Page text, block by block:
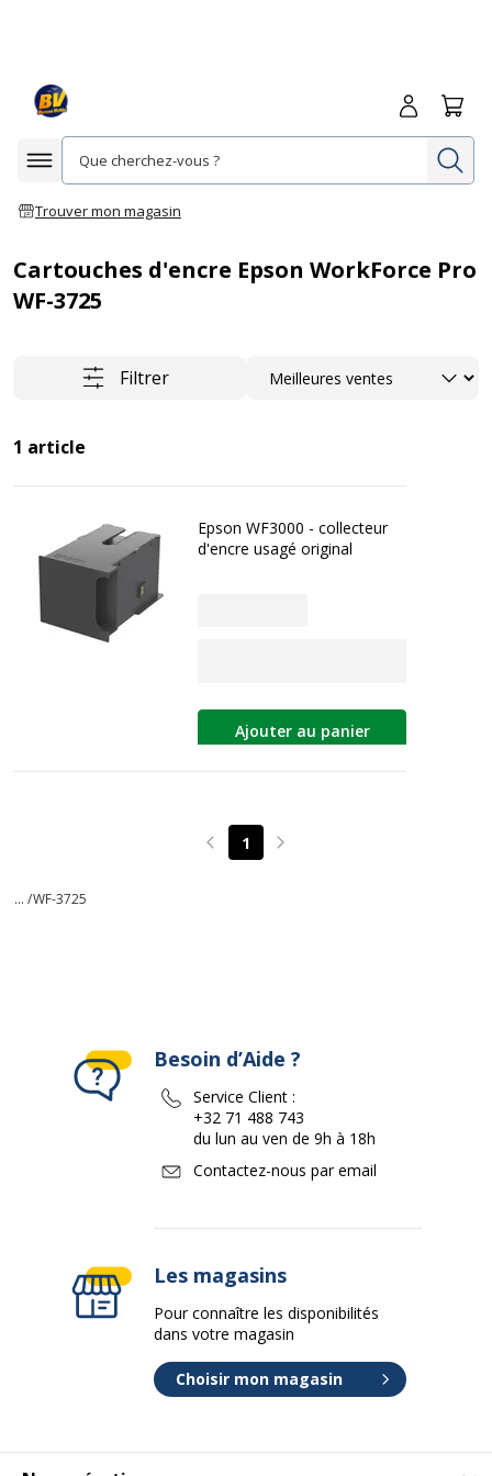
Afficher la navigation
Trouver mon magasin
Me
Cartouches d'encre Epson WorkForce Pro
WF-3725
Filtrer Trier
1 article
Epson WF3000 - collecteur
d'encre usagé original
Ajouter au panier
Page précédente
1 Page suivante
... /WF-3725
Besoin d’Aide ?
Service Client :
+32 71 488 743
du lun au ven de 9h à 18h
Contactez-nous par email
Les magasins
Pour connaître les disponibilités
dans votre magasin
Choisir mon magasin